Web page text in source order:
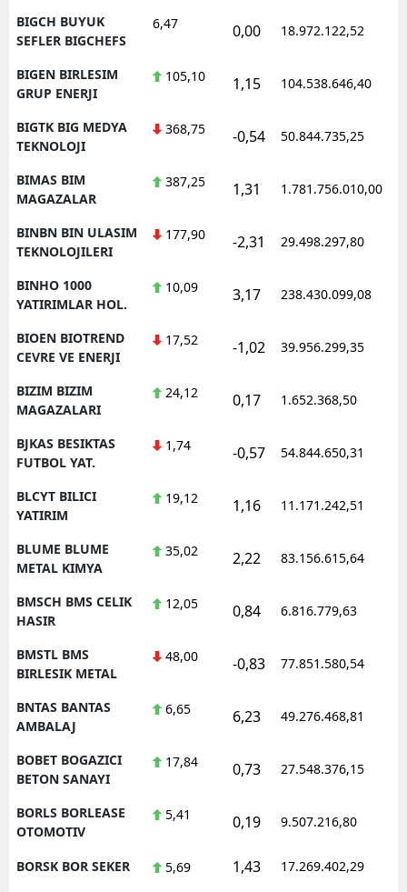
BIGCH BUYUK
SEFLER BIGCHEFS
6,47 0,00 18.972.122,52
BIGEN BIRLESIM
GRUP ENERJI
105,10 1,15 104.538.646,40
BIGTK BIG MEDYA
TEKNOLOJI
368,75 -0,54 50.844.735,25
BIMAS BIM
MAGAZALAR
387,25 1,31 1.781.756.010,00
BINBN BIN ULASIM
TEKNOLOJILERI
177,90 -2,31 29.498.297,80
BINHO 1000
YATIRIMLAR HOL.
10,09 3,17 238.430.099,08
BIOEN BIOTREND
CEVRE VE ENERJI
17,52 -1,02 39.956.299,35
BIZIM BIZIM
MAGAZALARI
24,12 0,17 1.652.368,50
BJKAS BESIKTAS
FUTBOL YAT.
1,74 -0,57 54.844.650,31
BLCYT BILICI
YATIRIM
19,12 1,16 11.171.242,51
BLUME BLUME
METAL KIMYA
35,02 2,22 83.156.615,64
BMSCH BMS CELIK
HASIR
12,05 0,84 6.816.779,63
BMSTL BMS
BIRLESIK METAL
48,00 -0,83 77.851.580,54
BNTAS BANTAS
AMBALAJ
6,65 6,23 49.276.468,81
BOBET BOGAZICI
BETON SANAYI
17,84 0,73 27.548.376,15
BORLS BORLEASE
OTOMOTIV
5,41 0,19 9.507.216,80
BORSK BOR SEKER 5,69 1,43 17.269.402,29